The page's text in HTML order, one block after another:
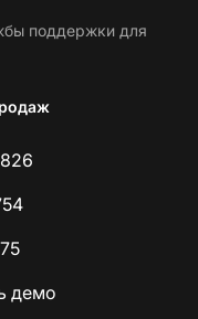
поддержки для
демо